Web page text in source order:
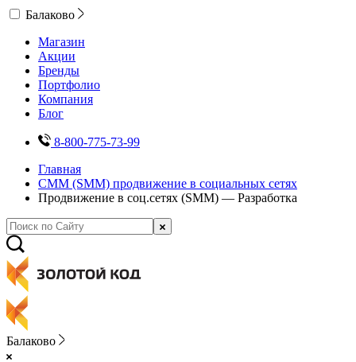
Балаково
Магазин
Акции
Бренды
Портфолио
Компания
Блог
8-800-775-73-99
Главная
СММ (SMM) продвижение в социальных сетях
Продвижение в соц.сетях (SMM) — Разработка
Балаково